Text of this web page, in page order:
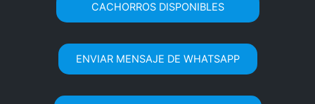
CACHORROS DISPONIBLES
ENVIAR MENSAJE DE WHATSAPP